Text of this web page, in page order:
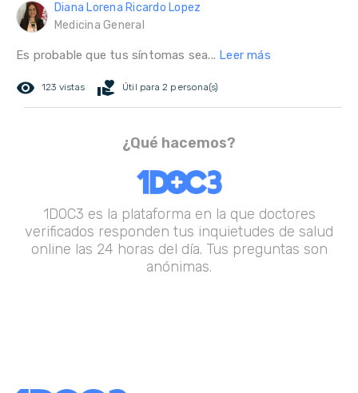
Diana Lorena Ricardo Lopez
Medicina General
Es probable que tus síntomas sea... Leer más
remove_red_eye 123 vistas volunteer_activism Útil para 2 persona(s)
¿Qué hacemos?
1DOC3 es la plataforma en la que doctores
verificados responden tus inquietudes de salud
online las 24 horas del día. Tus preguntas son
anónimas.